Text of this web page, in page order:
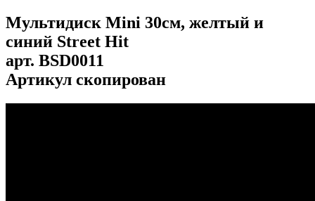
Мультидиск Mini 30см, желтый и
синий Street Hit
арт. BSD0011
Артикул скопирован